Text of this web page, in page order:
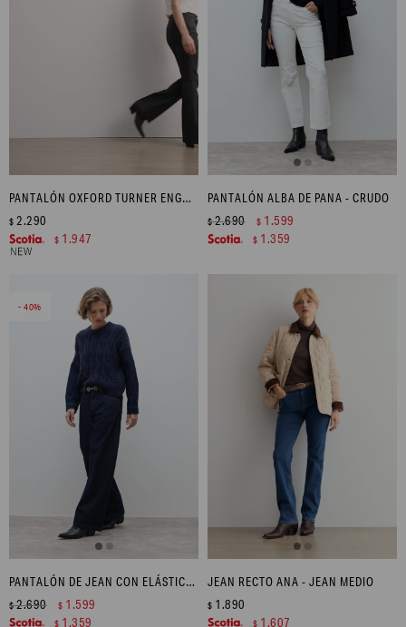
PANTALÓN OXFORD TURNER ENGOMADO - NEGRO
$ 2.290
$ 1.947
PANTALÓN ALBA DE PANA - CRUDO
$2.690 $ 1.599
$ 1.359
40
PANTALÓN DE JEAN CON ELÁSTICO - JEAN OSCURO
$2.690 $ 1.599
$ 1.359
JEAN RECTO ANA - JEAN MEDIO
$ 1.890
$ 1.607